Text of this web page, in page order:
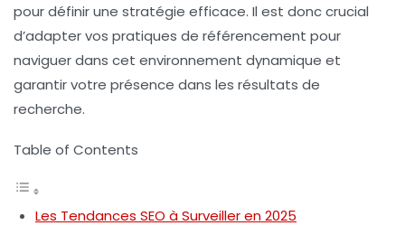
pour définir une stratégie efficace. Il est donc crucial
d’adapter vos pratiques de référencement pour
naviguer dans cet environnement dynamique et
garantir votre présence dans les résultats de
recherche.
Table of Contents
Les Tendances SEO à Surveiller en 2025